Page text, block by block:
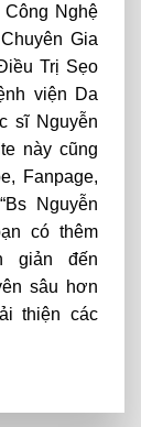
Nghệ
Gia
Trị Sẹo
viện Da
sĩ Nguyễn
này cũng
Fanpage,
Nguyễn
có thêm
giản đến
sâu hơn
thiện các